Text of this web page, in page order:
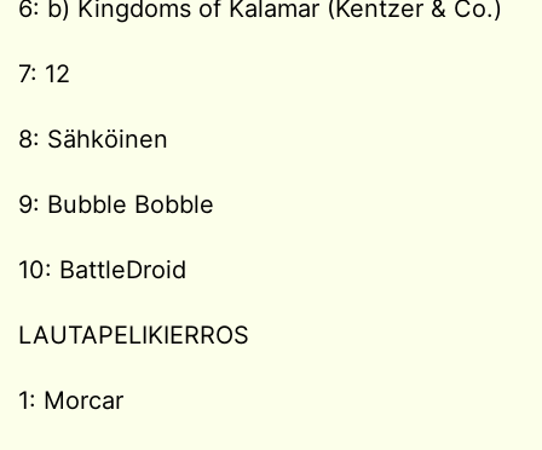
6: b) Kingdoms of Kalamar (Kentzer & Co.)
7: 12
8: Sähköinen
9: Bubble Bobble
10: BattleDroid
LAUTAPELIKIERROS
1: Morcar